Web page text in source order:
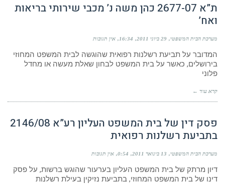
ת”א 2677-07 כהן משה נ’ מכבי שירותי בריאות
ואח’
מערכת הבית המשפטי 29 ביוני 2011 16:34 אין תגובות
המדובר על תביעת רשלנות רפואית שהוגשה לבית המשפט המחוזי
בירושלים, כאשר על בית המשפט לבחון שאלת מעשה או מחדל
פלוני
קרא עוד ←
פסק דין של בית המשפט העליון רע”א 2146/08
בתביעת רשלנות רפואית
מערכת הבית המשפטי 13 בינואר 2011 0:54 אין תגובות
דיון מרתק של בית המשפט העליון בערעור שהוגש ברשות, על פסק
דינו של בית המשפט המחוזי, בתביעת נזיקין בעילת רשלנות